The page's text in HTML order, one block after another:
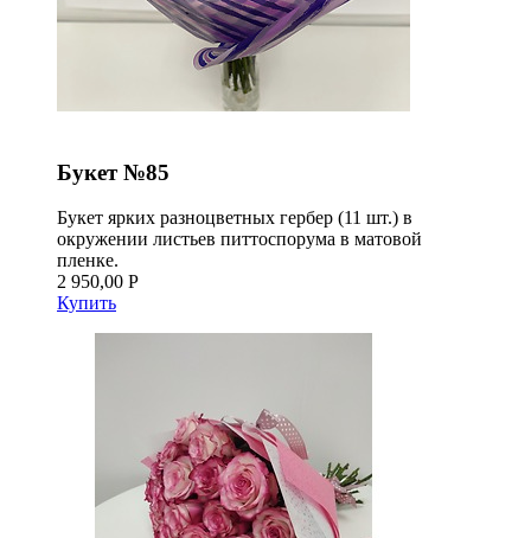
Букет №85
Букет ярких разноцветных гербер (11 шт.) в
окружении листьев питтоспорума в матовой
пленке.
2 950,00 Р
Купить